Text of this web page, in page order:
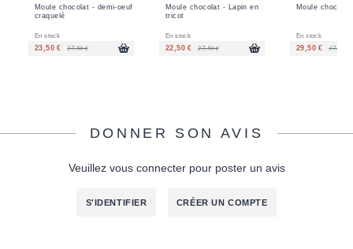
Moule chocolat - demi-oeuf
craquelé
En stock
23,50 € 27,50 €
Moule chocolat - Lapin en
tricot
En stock
22,50 € 27,50 €
Moule
En stock
29,50 € 37,00 €
DONNER SON AVIS
Veuillez vous connecter pour poster un avis
S'IDENTIFIER CRÉER UN COMPTE